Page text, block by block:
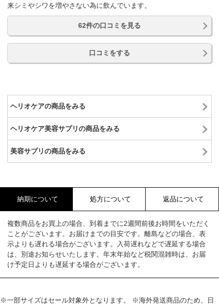
来シミやシワを増やさない為に飲んでいます。
62件の口コミを見る
口コミをする
ヘリオケアの商品をみる
ヘリオケア美容サプリの商品をみる
美容サプリの商品をみる
納期について 処方について 返品について
複数商品をお買上の場合、到着までに2週間前後お時間をいただく
ことがございます。お届けまでの目安です。離島などの場合、表
示よりも遅れる場合がございます。入荷遅れなどで遅延する場合
は、別途お知らせいたします。年末年始など税関混雑時は、お届
け予定日よりも遅延する場合がございます。
※一部サイズはセール対象外となります。 ※海外発送商品のため、日